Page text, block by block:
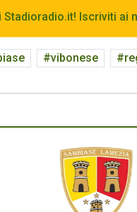
Iscriviti ai
vibonese